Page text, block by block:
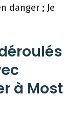
danger ; Je
à Most